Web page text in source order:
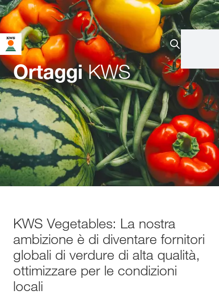
OrtaggiKWS
KWS Vegetables: La nostra
ambizione è di diventare fornitori
globali di verdure di alta qualità,
ottimizzare per le condizioni
locali